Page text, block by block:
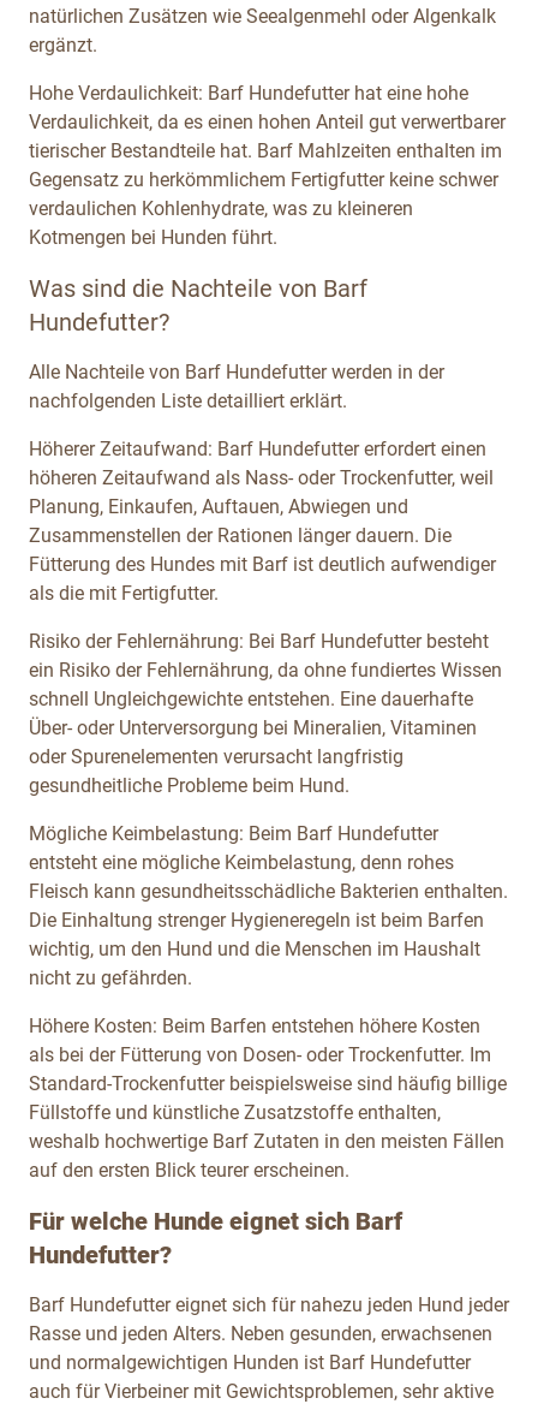
natürlichen Zusätzen wie Seealgenmehl oder Algenkalk
ergänzt.
Hohe Verdaulichkeit: Barf Hundefutter hat eine hohe
Verdaulichkeit, da es einen hohen Anteil gut verwertbarer
tierischer Bestandteile hat. Barf Mahlzeiten enthalten im
Gegensatz zu herkömmlichem Fertigfutter keine schwer
verdaulichen Kohlenhydrate, was zu kleineren
Kotmengen bei Hunden führt.
Was sind die Nachteile von Barf
Hundefutter?
Alle Nachteile von Barf Hundefutter werden in der
nachfolgenden Liste detailliert erklärt.
Höherer Zeitaufwand: Barf Hundefutter erfordert einen
höheren Zeitaufwand als Nass- oder Trockenfutter, weil
Planung, Einkaufen, Auftauen, Abwiegen und
Zusammenstellen der Rationen länger dauern. Die
Fütterung des Hundes mit Barf ist deutlich aufwendiger
als die mit Fertigfutter.
Risiko der Fehlernährung: Bei Barf Hundefutter besteht
ein Risiko der Fehlernährung, da ohne fundiertes Wissen
schnell Ungleichgewichte entstehen. Eine dauerhafte
Über- oder Unterversorgung bei Mineralien, Vitaminen
oder Spurenelementen verursacht langfristig
gesundheitliche Probleme beim Hund.
Mögliche Keimbelastung: Beim Barf Hundefutter
entsteht eine mögliche Keimbelastung, denn rohes
Fleisch kann gesundheitsschädliche Bakterien enthalten.
Die Einhaltung strenger Hygieneregeln ist beim Barfen
wichtig, um den Hund und die Menschen im Haushalt
nicht zu gefährden.
Höhere Kosten: Beim Barfen entstehen höhere Kosten
als bei der Fütterung von Dosen- oder Trockenfutter. Im
Standard-Trockenfutter beispielsweise sind häufig billige
Füllstoffe und künstliche Zusatzstoffe enthalten,
weshalb hochwertige Barf Zutaten in den meisten Fällen
auf den ersten Blick teurer erscheinen.
Für welche Hunde eignet sich Barf
Hundefutter?
Barf Hundefutter eignet sich für nahezu jeden Hund jeder
Rasse und jeden Alters. Neben gesunden, erwachsenen
und normalgewichtigen Hunden ist Barf Hundefutter
auch für Vierbeiner mit Gewichtsproblemen, sehr aktive